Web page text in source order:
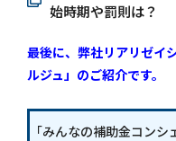
始時期や罰則は？
最後に、弊社リアリゼイ
ルジュ」のご紹介です。
「みんなの補助金コン